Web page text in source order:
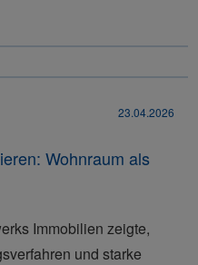
23.04.2026
Wohnraum als
Immobilien zeigte,
und starke